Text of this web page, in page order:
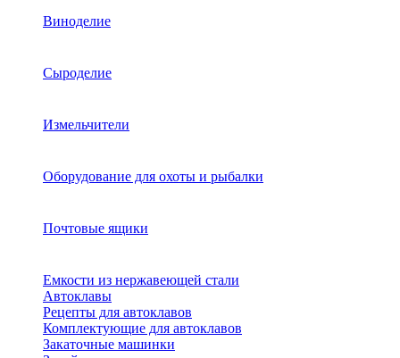
Виноделие
Сыроделие
Измельчители
Оборудование для охоты и рыбалки
Почтовые ящики
Емкости из нержавеющей стали
Автоклавы
Рецепты для автоклавов
Комплектующие для автоклавов
Закаточные машинки